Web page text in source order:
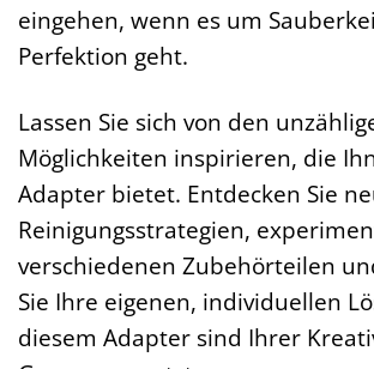
eingehen, wenn es um
Perfektion geht.
Lassen Sie sich von den
Möglichkeiten inspirieren, die
Adapter bietet. Entdecken Sie
Reinigungsstrategien,
verschiedenen Zubehörteilen
Sie Ihre eigenen, individuellen
diesem Adapter sind Ihrer